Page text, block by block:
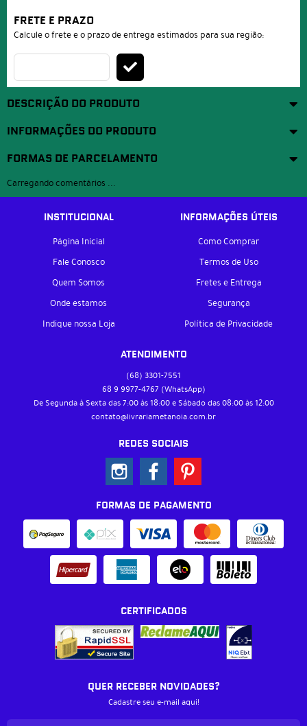
FRETE E PRAZO
Calcule o frete e o prazo de entrega estimados para sua região:
DESCRIÇÃO DO PRODUTO
INFORMAÇÕES DO PRODUTO
FORMAS DE PARCELAMENTO
Carregando comentários ...
INSTITUCIONAL
Página Inicial
Fale Conosco
Quem Somos
Onde estamos
Indique nossa Loja
INFORMAÇÕES ÚTEIS
Como Comprar
Termos de Uso
Fretes e Entrega
Segurança
Política de Privacidade
ATENDIMENTO
(68) 3301-7551
68 9 9977-4767 (WhatsApp)
De Segunda à Sexta das 7:00 às 18:00 e Sábado das 08:00 às 12:00
contato@livrariametanoia.com.br
REDES SOCIAIS
FORMAS DE PAGAMENTO
CERTIFICADOS
QUER RECEBER NOVIDADES?
Cadastre seu e-mail aqui!